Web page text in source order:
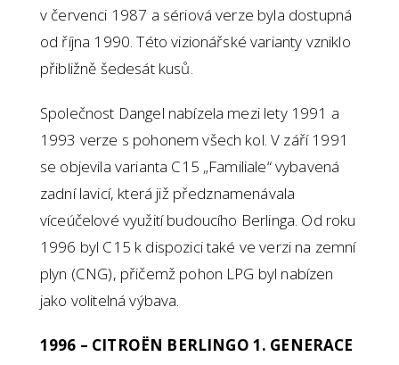
v červenci 1987 a sériová verze byla dostupná
od října 1990. Této vizionářské varianty vzniklo
přibližně šedesát kusů.
Společnost Dangel nabízela mezi lety 1991 a
1993 verze s pohonem všech kol. V září 1991
se objevila varianta C15 „Familiale“ vybavená
zadní lavicí, která již předznamenávala
víceúčelové využití budoucího Berlinga. Od roku
1996 byl C15 k dispozici také ve verzi na zemní
plyn (CNG), přičemž pohon LPG byl nabízen
jako volitelná výbava.
1996 – CITROËN BERLINGO 1. GENERACE